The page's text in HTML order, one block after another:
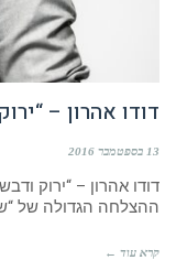
דודו אהרון –
13 בספטמבר 2016
דודו אהרון – “ירוק
ההצלחה הגדולה של
קרא עוד ←